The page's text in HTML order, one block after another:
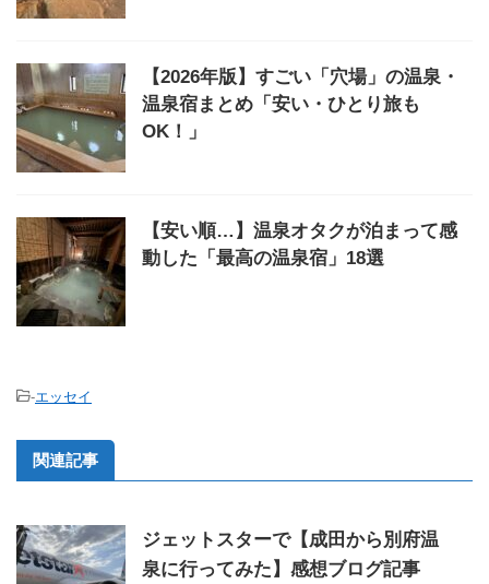
【2026年版】すごい「穴場」の温泉・
温泉宿まとめ「安い・ひとり旅も
OK！」
【安い順…】温泉オタクが泊まって感
動した「最高の温泉宿」18選
-エッセイ
関連記事
ジェットスターで【成田から別府温
泉に行ってみた】感想ブログ記事